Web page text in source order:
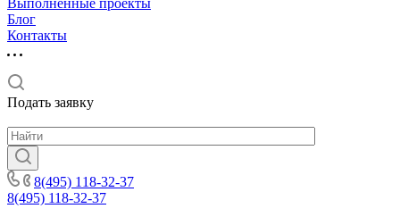
Выполненные проекты
Блог
Контакты
Подать заявку
8(495) 118-32-37
8(495) 118-32-37